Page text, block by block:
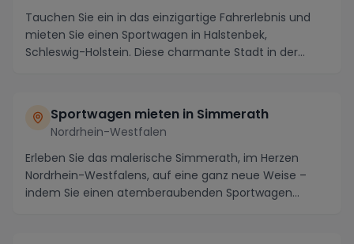
Tauchen Sie ein in das einzigartige Fahrerlebnis und
mieten Sie einen Sportwagen in Halstenbek,
Schleswig-Holstein. Diese charmante Stadt in der
Sportwagen mieten in Simmerath
Nordrhein-Westfalen
Erleben Sie das malerische Simmerath, im Herzen
Nordrhein-Westfalens, auf eine ganz neue Weise –
indem Sie einen atemberaubenden Sportwagen